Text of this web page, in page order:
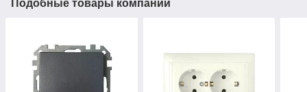
Подобные товары компании